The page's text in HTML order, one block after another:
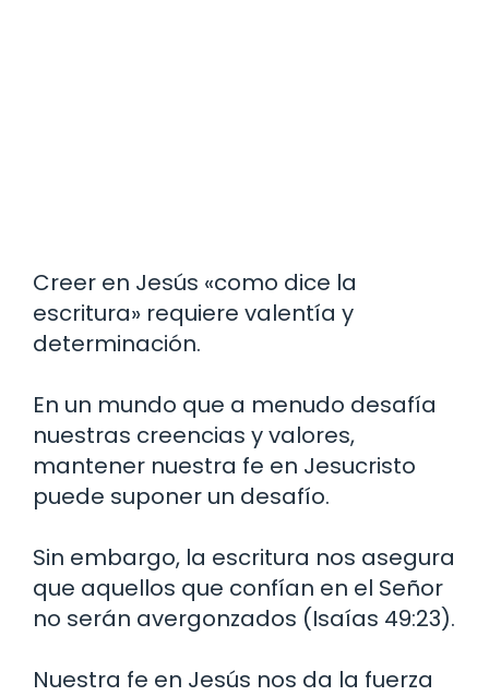
Creer en Jesús «como dice la
escritura» requiere valentía y
determinación.
En un mundo que a menudo desafía
nuestras creencias y valores,
mantener nuestra fe en Jesucristo
puede suponer un desafío.
Sin embargo, la escritura nos asegura
que aquellos que confían en el Señor
no serán avergonzados (Isaías 49:23).
Nuestra fe en Jesús nos da la fuerza